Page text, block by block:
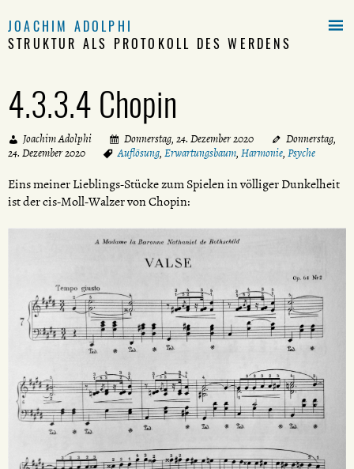
JOACHIM ADOLPHI
STRUKTUR ALS PROTOKOLL DES WERDENS
4.3.3.4 Chopin
Joachim Adolphi Donnerstag, 24. Dezember 2020
Donnerstag,
24. Dezember 2020
Auflösung, Erwartungsbaum, Harmonie, Psyche
Eins meiner Lieblings-Stücke zum Spielen in völliger Dunkelheit
ist der cis-Moll-Walzer von Chopin:
